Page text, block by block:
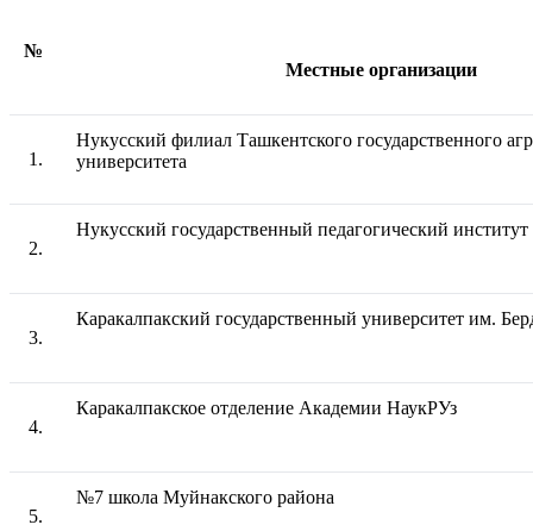
№
Местные организации
1.
Нукусский филиал Ташкентского государственного
университета
2.
Нукусский государственный педагогический
3.
Каракалпакский государственный университет им.
4.
Каракалпакское отделение Академии НаукРУз
5.
№7 школа Муйнакского района